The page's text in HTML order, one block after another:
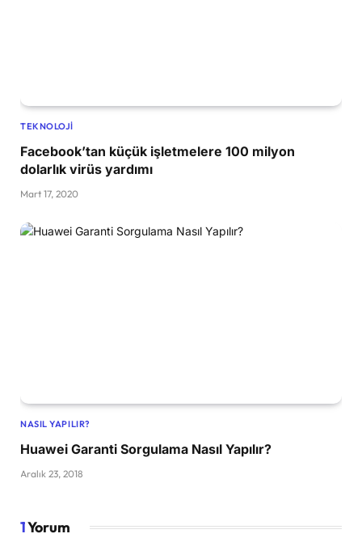
TEKNOLOJI
Facebook’tan küçük işletmelere 100 milyon
dolarlık virüs yardımı
Mart 17, 2020
NASIL YAPILIR?
Huawei Garanti Sorgulama Nasıl Yapılır?
Aralık 23, 2018
1Yorum